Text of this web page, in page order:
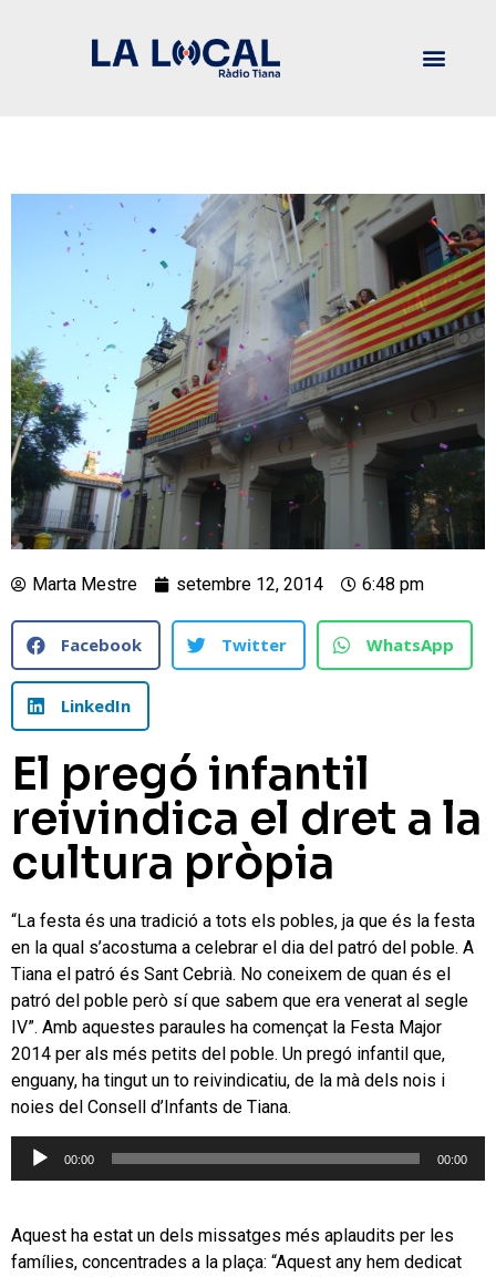
Marta Mestre setembre 12, 2014 6:48 pm
Facebook Twitter WhatsApp
LinkedIn
El pregó infantil
reivindica el dret a la
cultura pròpia
“La festa és una tradició a tots els pobles, ja que és la festa
en la qual s’acostuma a celebrar el dia del patró del poble. A
Tiana el patró és Sant Cebrià. No coneixem de quan és el
patró del poble però sí que sabem que era venerat al segle
IV”. Amb aquestes paraules ha començat la Festa Major
2014 per als més petits del poble. Un pregó infantil que,
enguany, ha tingut un to reivindicatiu, de la mà dels nois i
noies del Consell d’Infants de Tiana.
Reproductor
00:00 00:00
Aquest ha estat un dels missatges més aplaudits per les
famílies, concentrades a la plaça: “Aquest any hem dedicat